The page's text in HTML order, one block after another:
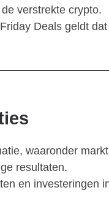
verstrekte crypto.
Deals geldt
waaronder
resultaten.
en investeringen